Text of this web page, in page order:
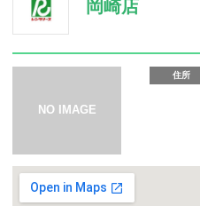
エリア別ランキング
カーリース体験談
岡崎店
住所